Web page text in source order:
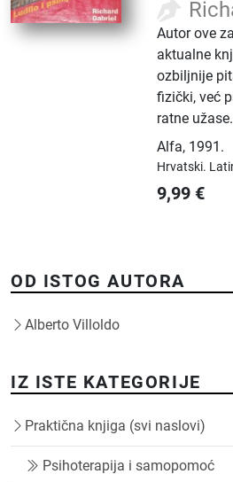
Autor ove
aktualne
ozbiljnije
fizički, već
ratne užase.
Alfa, 1991.
Hrvatski.
9,99 €
OD ISTOG AUTORA
Alberto Villoldo
IZ ISTE KATEGORIJE
Praktična knjiga (svi naslovi)
Psihoterapija i samopomoć